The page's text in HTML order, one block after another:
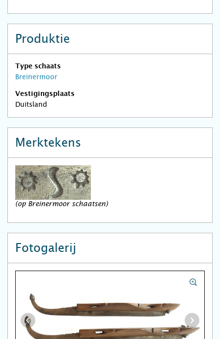
Produktie
Type schaats
Breinermoor
Vestigingsplaats
Duitsland
Merktekens
(op Breinermoor schaatsen)
Fotogalerij